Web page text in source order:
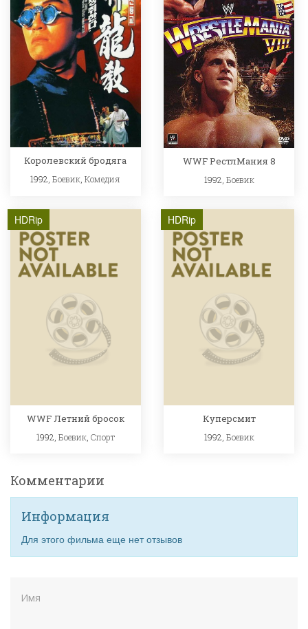
Королевский бродяга
1992,Боевик ,Комедия
WWF РестлМания 8
1992, Боевик
HDRip
WWF Летний бросок
1992, Боевик, Спорт
HDRip
Куперсмит
1992, Боевик
Комментарии
Информация
Для этого фильма еще нет отзывов